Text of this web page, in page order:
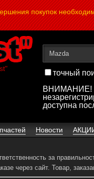
покупок
точный
ВНИМАНИЕ!
доступна
Новости
за
через сайт.Товар,